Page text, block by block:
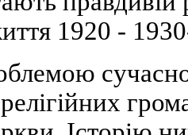
1920 -